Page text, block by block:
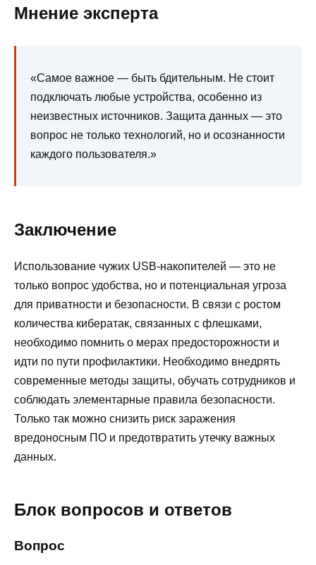
Мнение эксперта
«Самое важное — быть бдительным. Не стоит
подключать любые устройства, особенно из
неизвестных источников. Защита данных — это
вопрос не только технологий, но и осознанности
каждого пользователя.»
Заключение
Использование чужих USB-накопителей — это не
только вопрос удобства, но и потенциальная угроза
для приватности и безопасности. В связи с ростом
количества кибератак, связанных с флешками,
необходимо помнить о мерах предосторожности и
идти по пути профилактики. Необходимо внедрять
современные методы защиты, обучать сотрудников и
соблюдать элементарные правила безопасности.
Только так можно снизить риск заражения
вредоносным ПО и предотвратить утечку важных
данных.
Блок вопросов и ответов
Вопрос